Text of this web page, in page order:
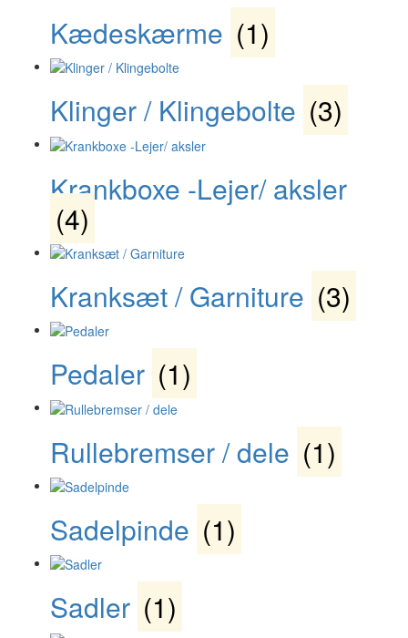
Kædeskærme (1)
Klinger / Klingebolte (3)
Krankboxe -Lejer/ aksler
(4)
Kranksæt / Garniture (3)
Pedaler (1)
Rullebremser / dele (1)
Sadelpinde (1)
Sadler (1)